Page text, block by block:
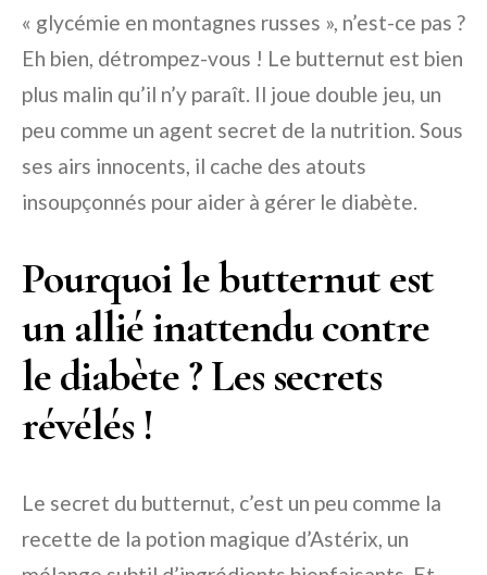
« glycémie en montagnes russes », n’est-ce pas ?
Eh bien, détrompez-vous ! Le butternut est bien
plus malin qu’il n’y paraît. Il joue double jeu, un
peu comme un agent secret de la nutrition. Sous
ses airs innocents, il cache des atouts
insoupçonnés pour aider à gérer le diabète.
Pourquoi le butternut est
un allié inattendu contre
le diabète ? Les secrets
révélés !
Le secret du butternut, c’est un peu comme la
recette de la potion magique d’Astérix, un